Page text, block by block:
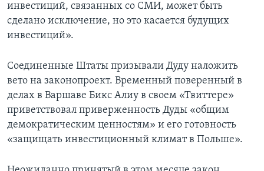
инвестиций, связанных со СМИ, может быть
сделано исключение, но это касается будущих
инвестиций».
Соединенные Штаты призывали Дуду наложить
вето на законопроект. Временный поверенный в
делах в Варшаве Бикс Алиу в своем «Твиттере»
приветствовал приверженность Дуды «общим
демократическим ценностям» и его готовность
«защищать инвестиционный климат в Польше».